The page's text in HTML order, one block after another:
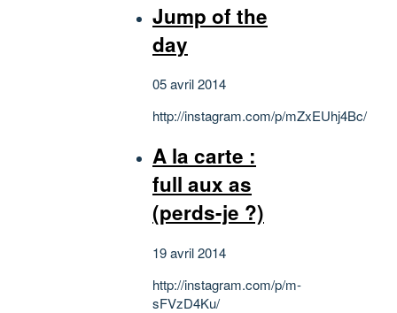
Jump of the
day
05 avril 2014
http://instagram.com/p/mZxEUhj4Bc/
A la carte :
full aux as
(perds-je ?)
19 avril 2014
http://instagram.com/p/m-
sFVzD4Ku/